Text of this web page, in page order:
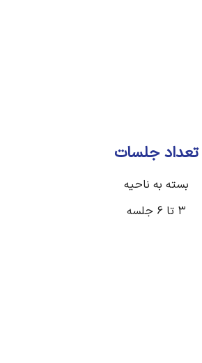
تعداد جلسات
بسته به ناحیه